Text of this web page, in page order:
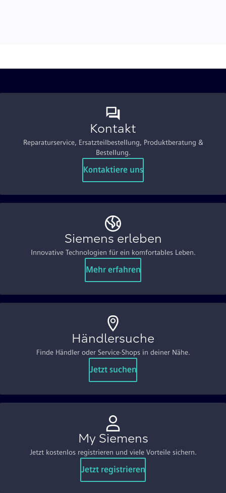
Kontakt
Reparaturservice, Ersatzteilbestellung, Produktberatung &
Bestellung.
Kontaktiere uns
Siemens erleben
Innovative Technologien für ein komfortables Leben.
Mehr erfahren
Händlersuche
Finde Händler oder Service-Shops in deiner Nähe.
Jetzt suchen
My Siemens
Jetzt kostenlos registrieren und viele Vorteile sichern.
Jetzt registrieren